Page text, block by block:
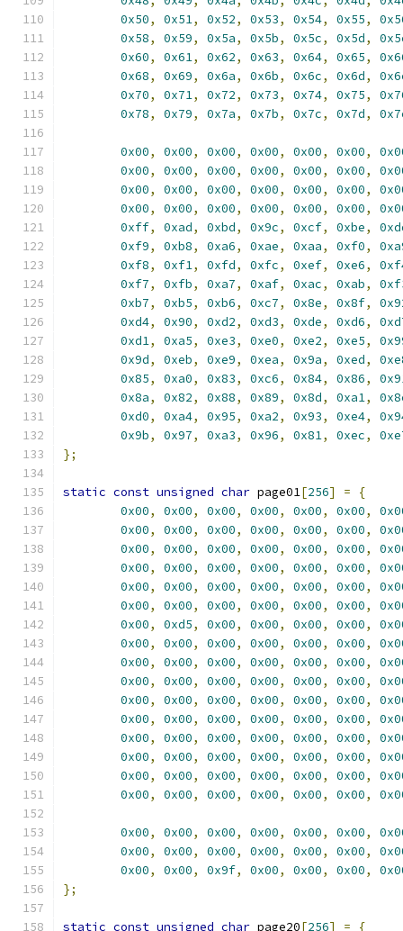
0x50, 0x51, 0x52, 0x53, 0x54, 0x55,
0x58, 0x59, 0x5a, 0x5b, 0x5c, 0x5d,
0x60, 0x61, 0x62, 0x63, 0x64, 0x65,
0x68, 0x69, 0x6a, 0x6b, 0x6c, 0x6d,
0x70, 0x71, 0x72, 0x73, 0x74, 0x75,
0x78, 0x79, 0x7a, 0x7b, 0x7c, 0x7d,
0x00, 0x00, 0x00, 0x00, 0x00, 0x00,
0x00, 0x00, 0x00, 0x00, 0x00, 0x00,
0x00, 0x00, 0x00, 0x00, 0x00, 0x00,
0x00, 0x00, 0x00, 0x00, 0x00, 0x00,
0xff, 0xad, 0xbd, 0x9c, 0xcf, 0xbe,
0xf9, 0xb8, 0xa6, 0xae, 0xaa, 0xf0,
0xf8, 0xf1, 0xfd, 0xfc, 0xef, 0xe6,
0xf7, 0xfb, 0xa7, 0xaf, 0xac, 0xab,
0xb7, 0xb5, 0xb6, 0xc7, 0x8e, 0x8f,
0xd4, 0x90, 0xd2, 0xd3, 0xde, 0xd6,
0xd1, 0xa5, 0xe3, 0xe0, 0xe2, 0xe5,
0x9d, 0xeb, 0xe9, 0xea, 0x9a, 0xed,
0x85, 0xa0, 0x83, 0xc6, 0x84, 0x86,
0x8a, 0x82, 0x88, 0x89, 0x8d, 0xa1,
0xd0, 0xa4, 0x95, 0xa2, 0x93, 0xe4,
0x9b, 0x97, 0xa3, 0x96, 0x81, 0xec,
};
static const unsigned char page01[256] =
{
0x00, 0x00, 0x00, 0x00, 0x00, 0x00,
0x00, 0x00, 0x00, 0x00, 0x00, 0x00,
0x00, 0x00, 0x00, 0x00, 0x00, 0x00,
0x00, 0x00, 0x00, 0x00, 0x00, 0x00,
0x00, 0x00, 0x00, 0x00, 0x00, 0x00,
0x00, 0x00, 0x00, 0x00, 0x00, 0x00,
0x00, 0xd5, 0x00, 0x00, 0x00, 0x00,
0x00, 0x00, 0x00, 0x00, 0x00, 0x00,
0x00, 0x00, 0x00, 0x00, 0x00, 0x00,
0x00, 0x00, 0x00, 0x00, 0x00, 0x00,
0x00, 0x00, 0x00, 0x00, 0x00, 0x00,
0x00, 0x00, 0x00, 0x00, 0x00, 0x00,
0x00, 0x00, 0x00, 0x00, 0x00, 0x00,
0x00, 0x00, 0x00, 0x00, 0x00, 0x00,
0x00, 0x00, 0x00, 0x00, 0x00, 0x00,
0x00, 0x00, 0x00, 0x00, 0x00, 0x00,
0x00, 0x00, 0x00, 0x00, 0x00, 0x00,
0x00, 0x00, 0x00, 0x00, 0x00, 0x00,
0x00, 0x00, 0x9f, 0x00, 0x00, 0x00,
};
static const unsigned char page20[256] = {